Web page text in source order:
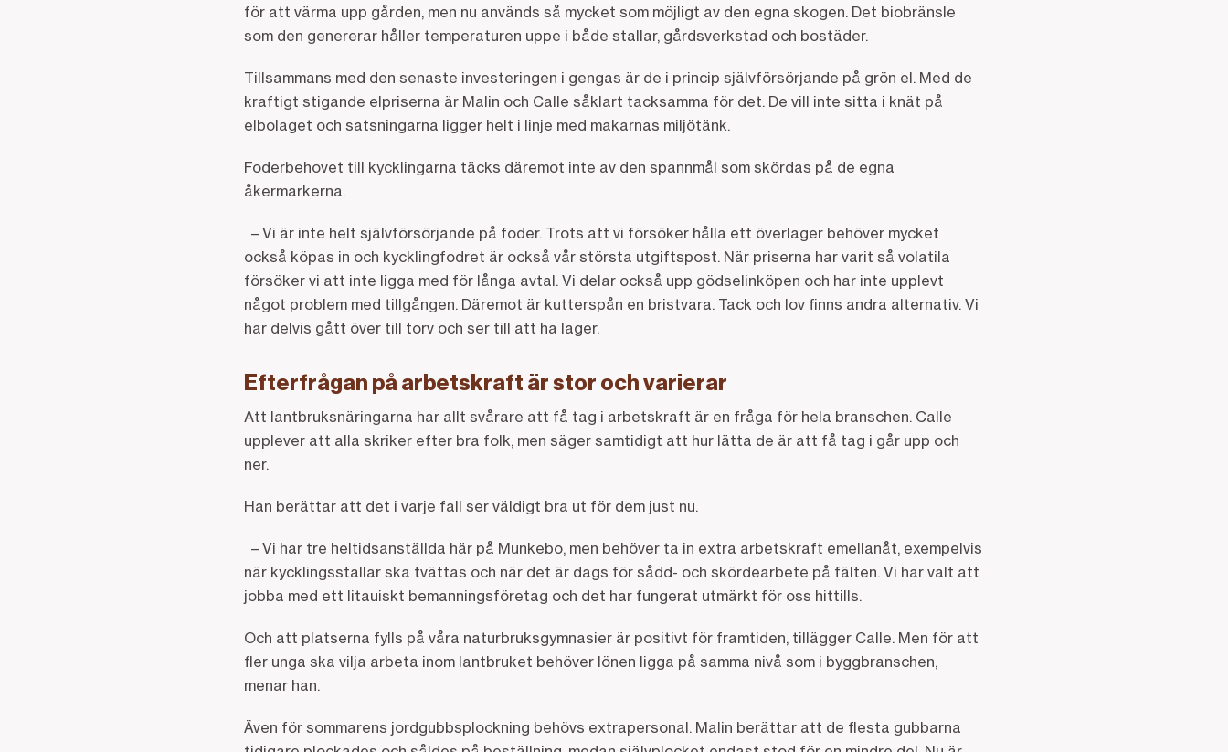
för att värma upp gården, men nu används så mycket som möjligt av den egna skogen. Det biobränsle
som den genererar håller temperaturen uppe i både stallar, gårdsverkstad och bostäder.
Tillsammans med den senaste investeringen i gengas är de i princip självförsörjande på grön el. Med de
kraftigt stigande elpriserna är Malin och Calle såklart tacksamma för det. De vill inte sitta i knät på
elbolaget och satsningarna ligger helt i linje med makarnas miljötänk.
Foderbehovet till kycklingarna täcks däremot inte av den spannmål som skördas på de egna
åkermarkerna.
– Vi är inte helt självförsörjande på foder. Trots att vi försöker hålla ett överlager behöver mycket
också köpas in och kycklingfodret är också vår största utgiftspost. När priserna har varit så volatila
försöker vi att inte ligga med för långa avtal. Vi delar också upp gödselinköpen och har inte upplevt
något problem med tillgången. Däremot är kutterspån en bristvara. Tack och lov finns andra alternativ. Vi
har delvis gått över till torv och ser till att ha lager.
Efterfrågan på arbetskraft är stor och varierar
Att lantbruksnäringarna har allt svårare att få tag i arbetskraft är en fråga för hela branschen. Calle
upplever att alla skriker efter bra folk, men säger samtidigt att hur lätta de är att få tag i går upp och
ner.
Han berättar att det i varje fall ser väldigt bra ut för dem just nu.
– Vi har tre heltidsanställda här på Munkebo, men behöver ta in extra arbetskraft emellanåt, exempelvis
när kycklingsstallar ska tvättas och när det är dags för sådd- och skördearbete på fälten. Vi har valt att
jobba med ett litauiskt bemanningsföretag och det har fungerat utmärkt för oss hittills.
Och att platserna fylls på våra naturbruksgymnasier är positivt för framtiden, tillägger Calle. Men för att
fler unga ska vilja arbeta inom lantbruket behöver lönen ligga på samma nivå som i byggbranschen,
menar han.
Även för sommarens jordgubbsplockning behövs extrapersonal. Malin berättar att de flesta gubbarna